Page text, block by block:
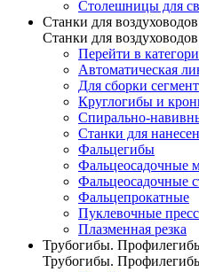
Столешницы для
Станки для
Станки для
Перейти в
Автоматическая
Для сборки
Круглогибы и
Спирально-
Станки для
Фальцегибы
Фальцеосадочные
Фальцеосадочные
Фальцепрокатные
Пуклевочные
Плазменная резка
Трубогибы.
Трубогибы.